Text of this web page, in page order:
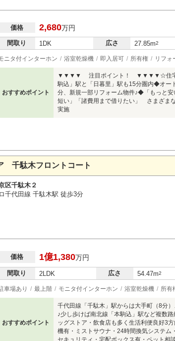
価格 2,680万円
間取り 1DK 広さ 27.85m2
ニタ付インターホン 浴室乾燥機 即入居可 所有権 リフォ
おすすめポイント
▼▼▼▼ 注目ポイント！ ▼▼▼▼☆住宅ロー
駒込」駅と「日暮里」駅も15分圏内◆オ
分、新規一部リフォーム物件♪◆「もっと
短い」「諸費用まで借りたい」 さまざま
実施
千駄木フロントコート
区千駄木２
千代田線 千駄木駅 徒歩3分
価格 1億1,380万円
間取り 2LDK 広さ 54.47m2
車場あり 最上階 モニタ付インターホン 浴室乾燥機 所有
おすすめポイント
千代田線「千駄木」駅からは大手町（8分
♪少し歩けば南北線「本駒込」駅など複数
ッグストア・飲食店も多く生活利便良好3
機有・ミストサウナ・24時間換気システ
セキュリティ・宅配ボックス有・ペット相